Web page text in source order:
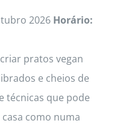
2026 Horário:
pratos vegan
e cheios de
técnicas que pode
como numa